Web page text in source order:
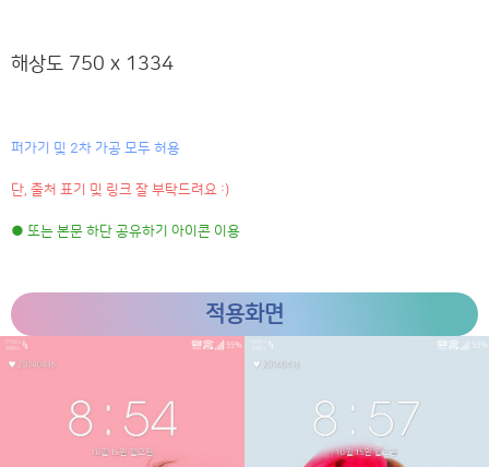
해상도 750 x 1334
퍼가기 및 2차 가공 모두 허용
단, 출처 표기 및 링크 잘 부탁드려요 :)
● 또는 본문 하단 공유하기 아이콘 이용
적용화면